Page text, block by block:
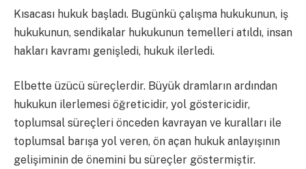
Kısacası hukuk başladı. Bugünkü çalışma hukukunun, iş
hukukunun, sendikalar hukukunun temelleri atıldı, insan
hakları kavramı genişledi, hukuk ilerledi.
Elbette üzücü süreçlerdir. Büyük dramların ardından
hukukun ilerlemesi öğreticidir, yol göstericidir,
toplumsal süreçleri önceden kavrayan ve kuralları ile
toplumsal barışa yol veren, ön açan hukuk anlayışının
gelişiminin de önemini bu süreçler göstermiştir.